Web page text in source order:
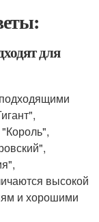
для
высокой
и хорошими